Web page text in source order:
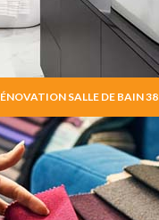
SALLE DE BAIN 38